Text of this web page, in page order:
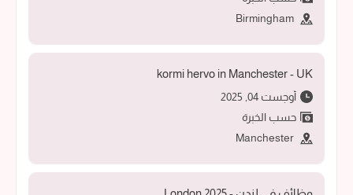
kormi hervo in Manchester - UK
أوجست 04, 2025
حسب الخبرة